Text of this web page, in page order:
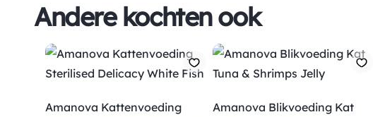
Andere kochten ook
Amanova Kattenvoeding
Amanova Blikvoeding Kat